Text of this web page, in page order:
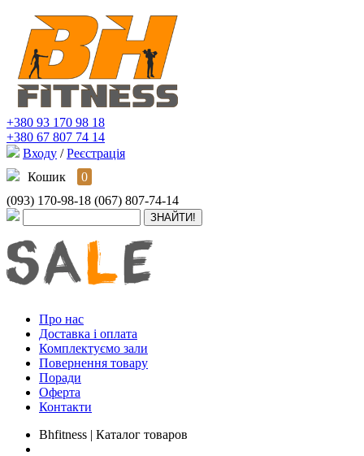
+380 93 170 98 18
+380 67 807 74 14
Входу / Реєстрація
Кошик
0
(093) 170-98-18 (067) 807-74-14
Про нас
Доставка і оплата
Комплектуємо зали
Повернення товару
Поради
Оферта
Контакти
Bhfitness | Каталог товаров